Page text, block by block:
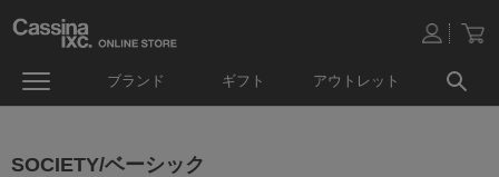
ブランド ギフト アウトレット
SOCIETY/ベーシック